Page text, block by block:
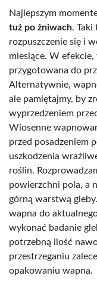
Najlepszym
tuż po żniwach.
rozpuszczenie się i
miesiące. W
przygotowana do
Alternatywnie,
ale pamiętajmy, by
wyprzedzeniem
Wiosenne
przed posadzeniem
uszkodzenia
roślin.
powierzchni pola, a
górną warstwą
wapna do
wykonać badanie
potrzebną ilość
przestrzeganiu
opakowaniu wapna.